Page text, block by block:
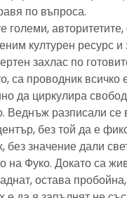
по въпроса.
големи,
културен ресурс
захлас по
са проводник всичко
да циркулира
Веднъж разписали се
без той да е
без значение дали
на Фуко. Докато са
остава